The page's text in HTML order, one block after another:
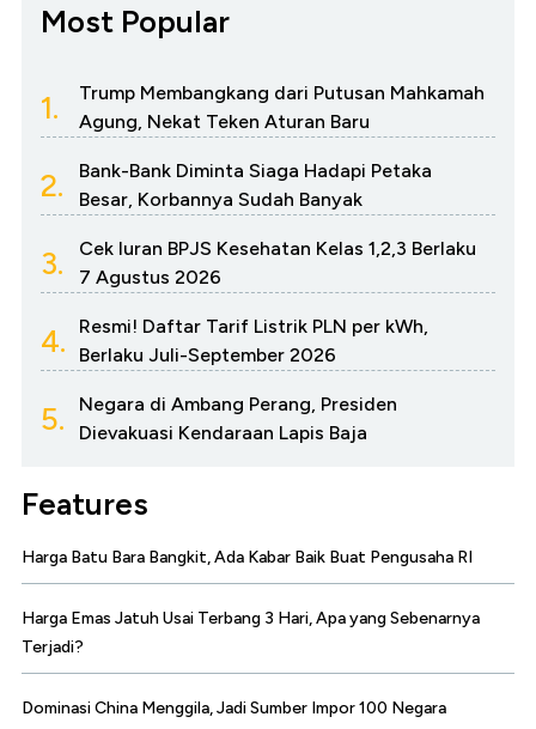
Most Popular
1.
Trump Membangkang dari Putusan Mahkamah
Agung, Nekat Teken Aturan Baru
2.
Bank-Bank Diminta Siaga Hadapi Petaka
Besar, Korbannya Sudah Banyak
3.
Cek Iuran BPJS Kesehatan Kelas 1,2,3 Berlaku
7 Agustus 2026
4.
Resmi! Daftar Tarif Listrik PLN per kWh,
Berlaku Juli-September 2026
5.
Negara di Ambang Perang, Presiden
Dievakuasi Kendaraan Lapis Baja
Features
Harga Batu Bara Bangkit, Ada Kabar Baik Buat Pengusaha RI
Harga Emas Jatuh Usai Terbang 3 Hari, Apa yang Sebenarnya
Terjadi?
Dominasi China Menggila, Jadi Sumber Impor 100 Negara